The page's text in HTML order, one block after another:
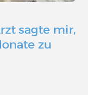
sagte mir,
zu